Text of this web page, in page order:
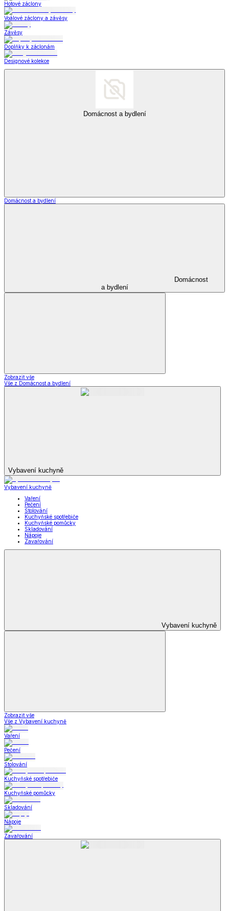
Hotové záclony
Voálové záclony a závěsy
Závěsy
Doplňky k záclonám
Designové kolekce
Domácnost a bydlení
Domácnost a bydlení
Domácnost
a bydlení
Zobrazit vše
Vše z Domácnost a bydlení
Vybavení kuchyně
Vybavení kuchyně
Vaření
Pečení
Stolování
Kuchyňské spotřebiče
Kuchyňské pomůcky
Skladování
Nápoje
Zavařování
Vybavení kuchyně
Zobrazit vše
Vše z Vybavení kuchyně
Vaření
Pečení
Stolování
Kuchyňské spotřebiče
Kuchyňské pomůcky
Skladování
Nápoje
Zavařování